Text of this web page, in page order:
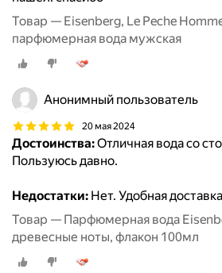
Товар — Eisenberg, Le Peche
парфюмерная вода мужская
Анонимный пользователь
20 мая 2024
Достоинства:Отличная вода со
Пользуюсь давно.
Недостатки: Нет. Удобная
Товар — Парфюмерная вода
древесные ноты, флакон 100мл